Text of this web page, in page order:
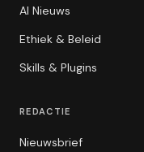
AI Nieuws
Ethiek & Beleid
Skills & Plugins
REDACTIE
Nieuwsbrief